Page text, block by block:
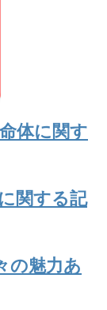
体に関す
関する記
の魅力あ